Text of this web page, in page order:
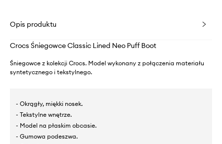
Opis produktu
Crocs Śniegowce Classic Lined Neo Puff Boot
Śniegowce z kolekcji Crocs. Model wykonany z połączenia materiału
syntetycznego i tekstylnego.
- Okrągły, miękki nosek.
- Tekstylne wnętrze.
- Model na płaskim obcasie.
- Gumowa podeszwa.